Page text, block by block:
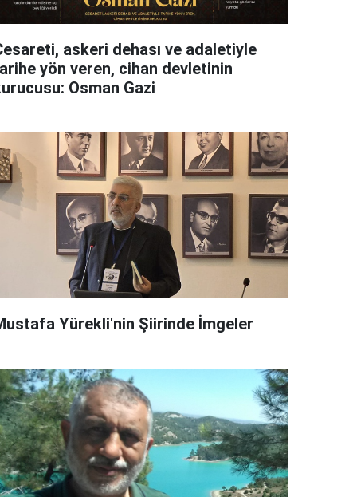
askeri dehası ve adaletiyle
yön veren, cihan devletinin
Osman Gazi
Yürekli'nin Şiirinde İmgeler